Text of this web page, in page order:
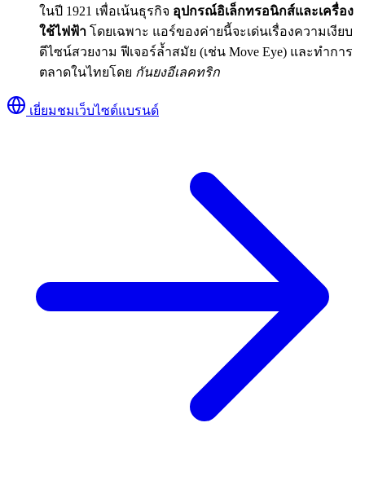
ในปี 1921 เพื่อเน้นธุรกิจ อุปกรณ์อิเล็กทรอนิกส์และเครื่อง
ใช้ไฟฟ้า โดยเฉพาะ แอร์ของค่ายนี้จะเด่นเรื่องความเงียบ
ดีไซน์สวยงาม ฟีเจอร์ล้ำสมัย (เช่น Move Eye) และทำการ
ตลาดในไทยโดย กันยงอีเลคทริก
เยี่ยมชมเว็บไซต์แบรนด์